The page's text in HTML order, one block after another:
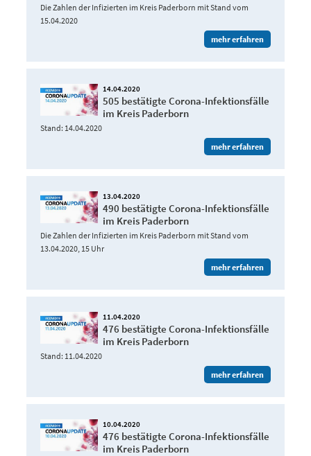
Die Zahlen der Infizierten im Kreis Paderborn mit Stand vom
15.04.2020
mehr erfahren
14.04.2020
505 bestätigte Corona-Infektionsfälle
im Kreis Paderborn
Stand: 14.04.2020
mehr erfahren
13.04.2020
490 bestätigte Corona-Infektionsfälle
im Kreis Paderborn
Die Zahlen der Infizierten im Kreis Paderborn mit Stand vom
13.04.2020, 15 Uhr
mehr erfahren
11.04.2020
476 bestätigte Corona-Infektionsfälle
im Kreis Paderborn
Stand: 11.04.2020
mehr erfahren
10.04.2020
476 bestätigte Corona-Infektionsfälle
im Kreis Paderborn